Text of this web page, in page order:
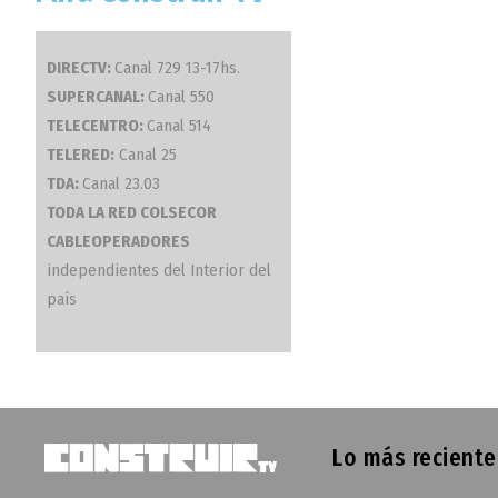
DIRECTV: Canal 729 13-17hs.
SUPERCANAL: Canal 550
TELECENTRO: Canal 514
TELERED: Canal 25
TDA: Canal 23.03
TODA LA RED COLSECOR
CABLEOPERADORES
independientes del Interior del
país
Lo más reciente